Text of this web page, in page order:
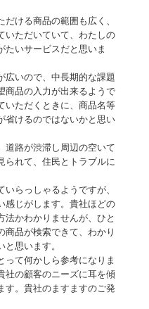
ける商品の範囲も広く、
いただいていて、わたしの
たいサービスだと思いま
広いので、中長期的な課題
商品の入力が出来るようで
いただくときに、商品名等
省けるのではないかと思い
道路が渋滞し周辺の空いて
られて、住民とトラブルに
らっしゃるようですが、
感じがします。貴社ほどの
法かわかりませんが、ひと
商品が検索できて、わかり
思います。
って何かしら参考になりま
社の顧客のニーズに耳を傾
す。貴社のますますのご発